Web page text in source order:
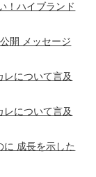
！ハイブランド
開 メッセージ
について言及
について言及
に 成長を示した